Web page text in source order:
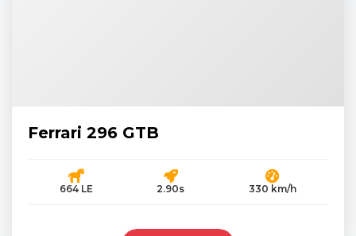
Ferrari 296 GTB
664 LE 2.90s 330 km/h